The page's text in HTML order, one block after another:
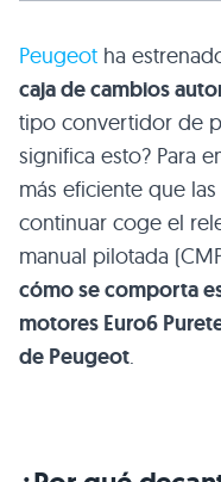
Peugeot ha
caja de cambios
tipo convertidor de
significa esto? Para
más eficiente que
continuar coge el
manual pilotada
cómo se comporta
motores Euro6
de Peugeot.